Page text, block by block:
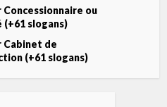
Concessionnaire ou
(+61 slogans)
Cabinet de
(+61 slogans)